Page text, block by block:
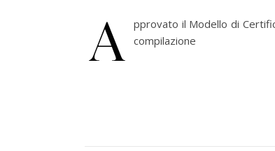
A
pprovato il Modello di
compilazione